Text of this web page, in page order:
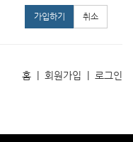
가입하기 취소
홈 회원가입 로그인